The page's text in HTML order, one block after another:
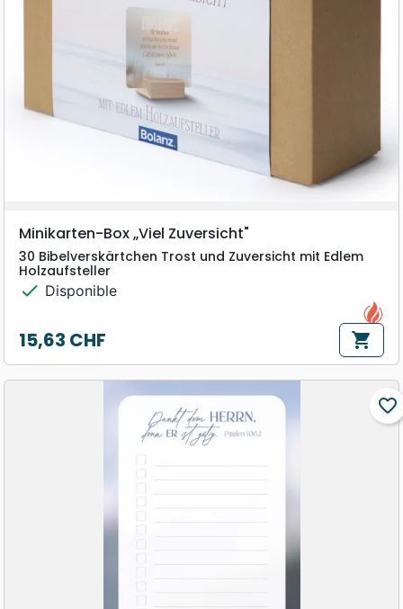
Minikarten-Box „Viel Zuversicht"
30 Bibelverskärtchen Trost und Zuversicht mit Edlem
Holzaufsteller
check Disponible
Prix
15,63 CHF shopping_cart
favorite_border